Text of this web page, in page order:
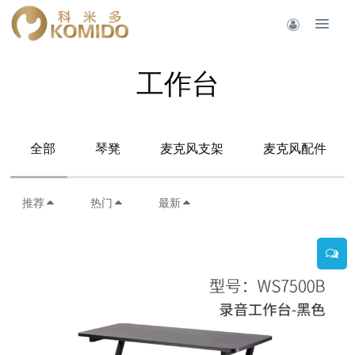
工作台
全部 琴凳 麦克风支架 麦克风配件
推荐 热门 最新